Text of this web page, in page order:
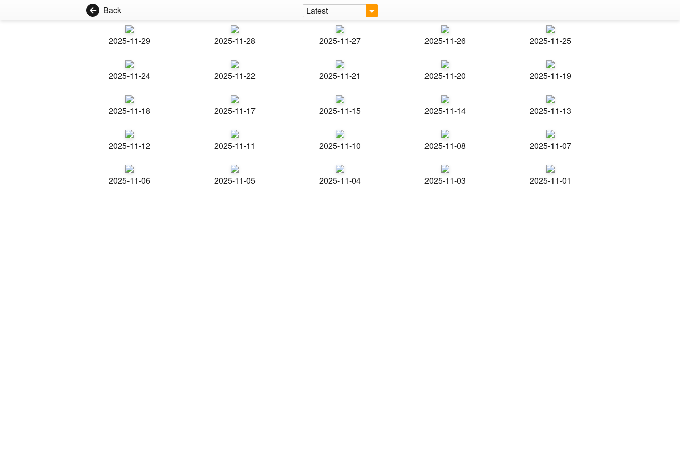
Back Latest
2025-11-29 2025-11-28 2025-11-27 2025-11-26 2025-11-25
2025-11-24 2025-11-22 2025-11-21 2025-11-20 2025-11-19
2025-11-18 2025-11-17 2025-11-15 2025-11-14 2025-11-13
2025-11-12 2025-11-11 2025-11-10 2025-11-08 2025-11-07
2025-11-06 2025-11-05 2025-11-04 2025-11-03 2025-11-01